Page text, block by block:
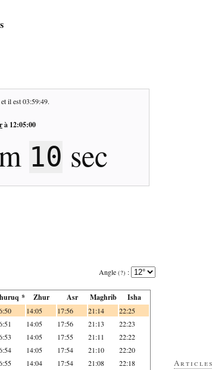
il est03:59:49.
à 12:05:00
10 sec
Angle (?) :
* Zhur Asr Maghrib Isha
14:05 17:56 21:14 22:25
14:05 17:56 21:13 22:23
14:05 17:55 21:11 22:22
14:05 17:54 21:10 22:20
14:04 17:54 21:08 22:18